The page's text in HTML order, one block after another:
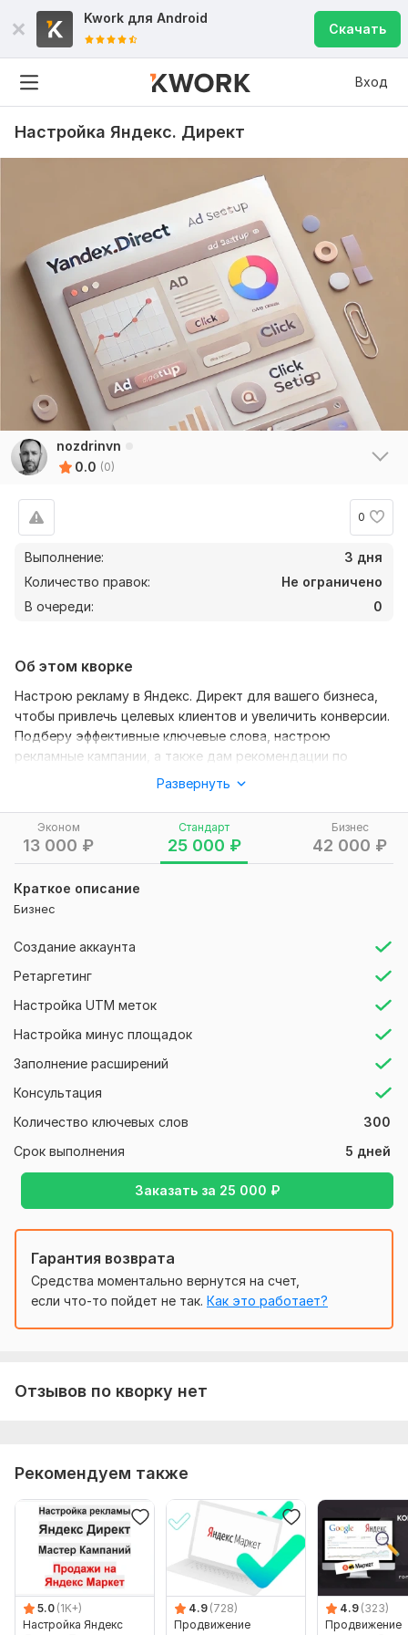
Kwork для Android
Скачать
Вход
Настройка Яндекс. Директ
nozdrinvn
0.0 (0)
0
Выполнение:
3 дня
Количество правок:
Не ограничено
В очереди:
0
Эконом
13 000 ₽
Стандарт
25 000 ₽
Бизнес
42 000 ₽
Краткое описание
Бизнес
Создание аккаунта
Ретаргетинг
Настройка UTM меток
Настройка минус площадок
Заполнение расширений
Консультация
Количество ключевых слов
300
Срок выполнения
5 дней
Заказать за 25 000 ₽
Об этом кворке
Настрою рекламу в Яндекс. Директ для вашего бизнеса,
чтобы привлечь целевых клиентов и увеличить конверсии.
Подберу эффективные ключевые слова, настрою
рекламные кампании, а также дам рекомендации по
оптимизации бюджета.
Анализ бизнеса и целевой аудитории: выясню, кто
ваш потенциальный клиент, что ему нужно, и как
Подбор ключевых слов: проведу анализ и выберу
самые эффективные ключевые слова, чтобы реклама
Настройка рекламных кампаний: создам объявления,
которые будут показываться только целевой
аудитории, с привлекательными текстами и
Настройка таргетинга: настрою параметры
таргетинга по географии, интересам, устройствам и
максимально точной.
Оптимизация бюджета: настрою рекламные
отдачу за ваши деньги.
Яндекс. Метрику, чтобы вы могли отслеживать
Нужно для заказа:
Цель рекламной кампании: Что вы хотите достичь с
помощью рекламы? (увеличение продаж,
привлечение клиентов, повышение узнаваемости
рекламироваться.
Кто является вашим идеальным клиентом?
эффективность рекламы?
Доступ к аккаунту Яндекс. Директ или создать
новый, если его нет.
Тип: Создание и настройка
Развернуть
Гарантия возврата
Средства моментально вернутся на счет,
если что-то пойдет не так. Как это работает?
Отзывов по кворку нет
Рекомендуем также
5.0 (1K+)
Настройка Яндекс
4.9 (728)
Продвижение
4.9 (323)
Продвижение